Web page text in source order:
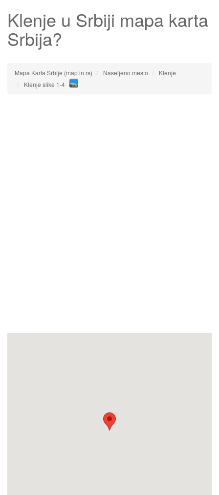
Klenje u Srbiji mapa karta
Srbija?
Mapa Karta Srbije (map.in.rs) Naseljeno mesto
Klenje
Klenje slike 1-4